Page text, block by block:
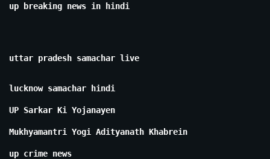
up breaking news in hindi
uttar pradesh samachar live
lucknow samachar hindi
UP Sarkar Ki Yojanayen
Mukhyamantri Yogi Adityanath Khabrein
up crime news